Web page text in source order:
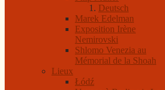
Deutsch
Marek Edelman
Exposition Irène
Nemirovski
Shlomo Venezia au
Mémorial de la Shoah
Lieux
Łódź